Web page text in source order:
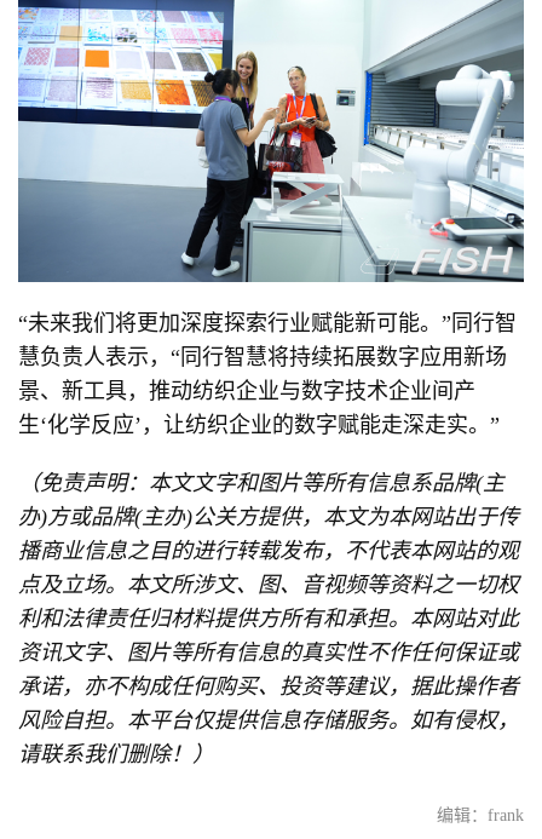
“未来我们将更加深度探索行业赋能新可能。”同行智
慧负责人表示，“同行智慧将持续拓展数字应用新场
景、新工具，推动纺织企业与数字技术企业间产
生‘化学反应’，让纺织企业的数字赋能走深走实。”
（免责声明：本文文字和图片等所有信息系品牌(主
办)方或品牌(主办)公关方提供，本文为本网站出于传
播商业信息之目的进行转载发布，不代表本网站的观
点及立场。本文所涉文、图、音视频等资料之一切权
利和法律责任归材料提供方所有和承担。本网站对此
资讯文字、图片等所有信息的真实性不作任何保证或
承诺，亦不构成任何购买、投资等建议，据此操作者
风险自担。本平台仅提供信息存储服务。如有侵权，
请联系我们删除！）
编辑：frank